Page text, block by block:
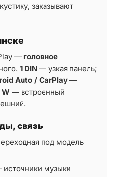
заказывают
— головное
1 DIN — узкая панель;
Auto / CarPlay —
— встроенный
связь
под модель
музыки